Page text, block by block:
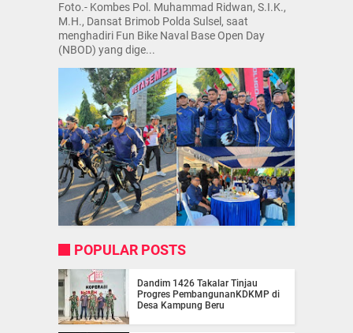
Foto.- Kombes Pol. Muhammad Ridwan, S.I.K.,
M.H., Dansat Brimob Polda Sulsel, saat
menghadiri Fun Bike Naval Base Open Day
(NBOD) yang dige...
POPULAR POSTS
Dandim 1426 Takalar Tinjau
Progres PembangunanKDKMP di
Desa Kampung Beru